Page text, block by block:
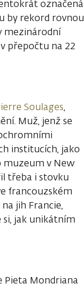
označená
by rekord rovnou
mezinárodní
přepočtu na 22
Soulages,
Muž, jenž se
institucích, jako
muzeum v New
třeba i stovku
francouzském
jih Francie,
jak unikátním
Pieta Mondriana